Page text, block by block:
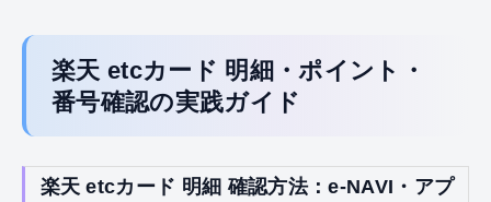
楽天 etcカード 明細・ポイント・
番号確認の実践ガイド
楽天 etcカード 明細 確認方法：e-NAVI・アプ